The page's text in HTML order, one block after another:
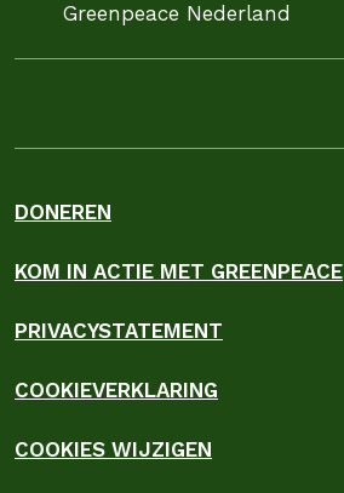
Greenpeace Nederland
DONEREN
KOM IN ACTIE MET GREENPEACE
PRIVACYSTATEMENT
COOKIEVERKLARING
COOKIES WIJZIGEN